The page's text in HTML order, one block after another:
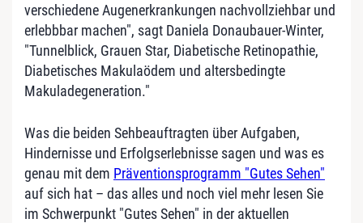
verschiedene Augenerkrankungen nachvollziehbar und
erlebbbar machen", sagt Daniela Donaubauer-Winter,
"Tunnelblick, Grauen Star, Diabetische Retinopathie,
Diabetisches Makulaödem und altersbedingte
Makuladegeneration."
Was die beiden Sehbeauftragten über Aufgaben,
Hindernisse und Erfolgserlebnisse sagen und was es
genau mit dem Präventionsprogramm "Gutes Sehen"
auf sich hat – das alles und noch viel mehr lesen Sie
im Schwerpunkt "Gutes Sehen" in der aktuellen